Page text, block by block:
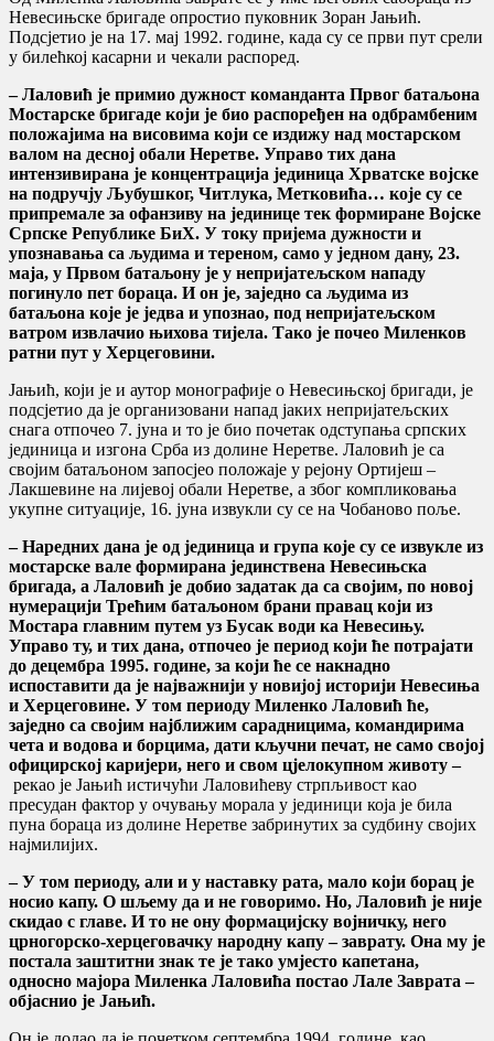
Невесињске бригаде опростио пуковник Зоран Јањић.
Подсјетио је на 17. мај 1992. године, када су се први пут срели
у билећкој касарни и чекали распоред.
– Лаловић је примио дужност команданта Првог батаљона
Мостарске бригаде који је био распоређен на одбрамбеним
положајима на висовима који се издижу над мостарском
валом на десној обали Неретве. Управо тих дана
интензивирана је концентрација јединица Хрватске војске
на подручју Љубушког, Читлука, Метковића… које су се
припремале за офанзиву на јединице тек формиране Војске
Српске Републике БиХ. У току пријема дужности и
упознавања са људима и тереном, само у једном дану, 23.
маја, у Првом батаљону је у непријатељском нападу
погинуло пет бораца. И он је, заједно са људима из
батаљона које је једва и упознао, под непријатељском
ватром извлачио њихова тијела. Тако је почео Миленков
ратни пут у Херцеговини.
Јањић, који је и аутор монографије о Невесињској бригади, је
подсјетио да је oрганизовани напад јаких непријатељских
снага отпочео 7. јуна и то је био почетак одступања српских
јединица и изгона Срба из долине Неретве. Лаловић је са
својим батаљоном запосјео положаје у рејону Ортијеш –
Лакшевине на лијевој обали Неретве, а због компликовања
укупне ситуације, 16. јуна извукли су се на Чобаново поље.
– Наредних дана је од јединица и група које су се извукле из
мостарске вале формирана јединствена Невесињска
бригада, а Лаловић је добио задатак да са својим, по новој
нумерацији Трећим батаљоном брани правац који из
Мостара главним путем уз Бусак води ка Невесињу.
Управо ту, и тих дана, отпочео је период који ће потрајати
до децембра 1995. године, за који ће се накнадно
испоставити да је најважнији у новијој историји Невесиња
и Херцеговине. У том периоду Миленко Лаловић ће,
заједно са својим најближим сарадницима, командирима
чета и водова и борцима, дати кључни печат, не само својој
официрској каријери, него и свом цјелокупном животу –
рекао је Јањић истичући Лаловићеву стрпљивост као
пресудан фактор у очувању морала у јединици која је била
пуна бораца из долине Неретве забринутих за судбину својих
најмилијих.
– У том периоду, али и у наставку рата, мало који борац је
носио капу. О шљему да и не говоримо. Но, Лаловић је није
скидао с главе. И то не ону формацијску војничку, него
црногорско-херцеговачку народну капу – заврату. Она му је
постала заштитни знак те је тако умјесто капетана,
односно мајора Миленка Лаловића постао Лале Заврата –
објаснио је Јањић.